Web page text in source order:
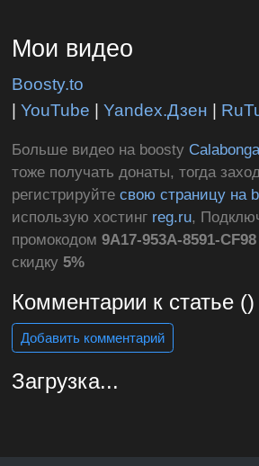
Мои видео
Boosty.to
|YouTube |Yandex.Дзен |
Больше видео на boosty
тоже получать донаты, тогда
регистрируйтесвою страницу на
использую хостинг reg.ru,
промокодом9A17-953A-8591-CF98
скидку5%
Комментарии к статье ()
Добавить комментарий
Загрузка...